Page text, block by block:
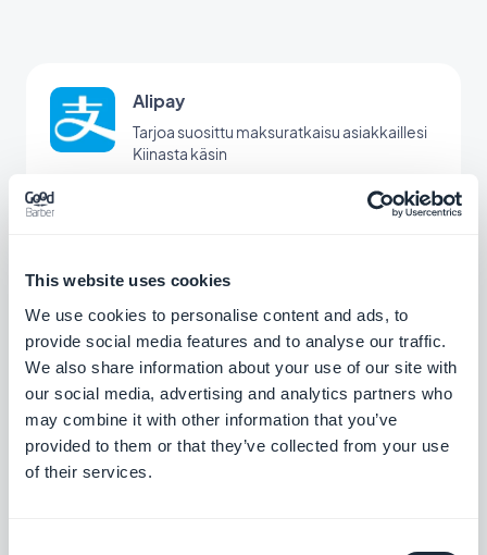
This website uses cookies
We use cookies to personalise content and ads, to
provide social media features and to analyse our traffic.
We also share information about your use of our site with
our social media, advertising and analytics partners who
may combine it with other information that you’ve
provided to them or that they’ve collected from your use
of their services.
Alipay
Tarjoa suosittu maksuratkaisu asiakkaillesi
Kiinasta käsin
Apple Pay
Yksinkertaista asiakkaidesi maksuja
yhdellä napsautuksella ja täysin
turvallisesti.
Vapaa
EPS
Tarjota uusi maksuratkaisu Itävallan